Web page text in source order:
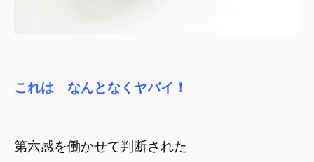
これは　なんとなくヤバイ！
第六感を働かせて判断された